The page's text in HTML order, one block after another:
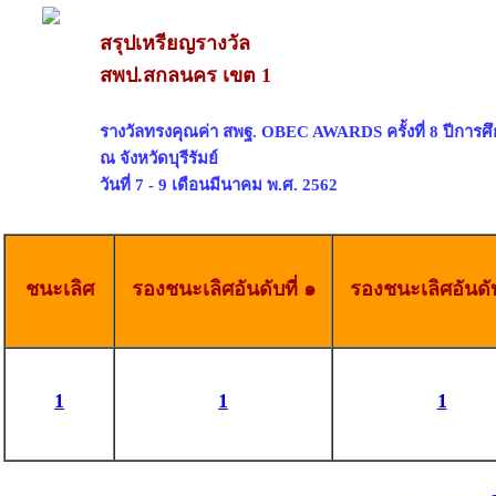
สรุปเหรียญรางวัล
สพป.สกลนคร เขต 1
รางวัลทรงคุณค่า สพฐ. OBEC AWARDS ครั้งที่ 8 ปีการ
ณ จังหวัดบุรีรัมย์
วันที่ 7 - 9 เดือนมีนาคม พ.ศ. 2562
ชนะเลิศ รองชนะเลิศอันดับที่ ๑ รองชนะเลิศอัน
1 1 1